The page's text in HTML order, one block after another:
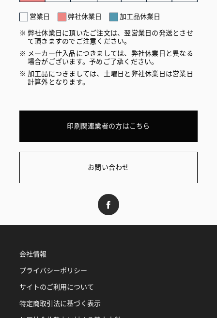
営業日 弊社休業日
加工品休業日
弊社休業日に頂いたご注文は、翌営業日の発送とさせ
て頂きますのでご注意ください。
メーカー仕入品につきましては、弊社休業日と異なる
場合がございます。予めご了承ください。
加工品につきましては、土曜日と弊社休業日は営業日
計算外となります。
印刷関連業者の方はこちら
お問い合わせ
会社情報
プライバシーポリシー
サイトのご利用について
特定商取引法に基づく表示